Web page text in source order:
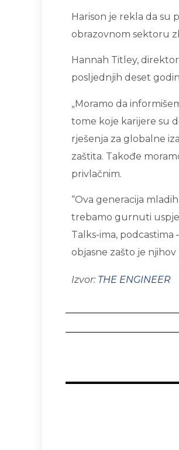
Harison je rekla da su
obrazovnom sektoru
Hannah Titley,
posljednjih deset
„Moramo da
tome koje karijere su
rješenja za globalne
zaštita. Takođe
privlačnim.
“Ova generacija
trebamo gurnuti
Talks-ima,
objasne zašto je njihov
Izvor: THE ENGINEER